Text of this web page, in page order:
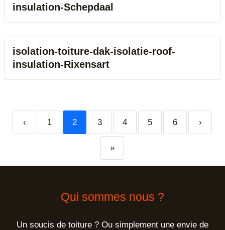
insulation-Schepdaal
isolation-toiture-dak-isolatie-roof-
insulation-Rixensart
‹ 1 2 3 4 5 6 ›
»
Qui sommes nous ?
Un soucis de toiture ? Ou simplement une envie de